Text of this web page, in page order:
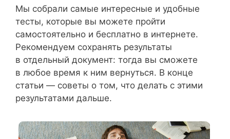
Мы собрали самые интересные и удобные
тесты, которые вы можете пройти
самостоятельно и бесплатно в интернете.
Рекомендуем сохранять результаты
в отдельный документ: тогда вы сможете
в любое время к ним вернуться. В конце
статьи — советы о том, что делать с этими
результатами дальше.